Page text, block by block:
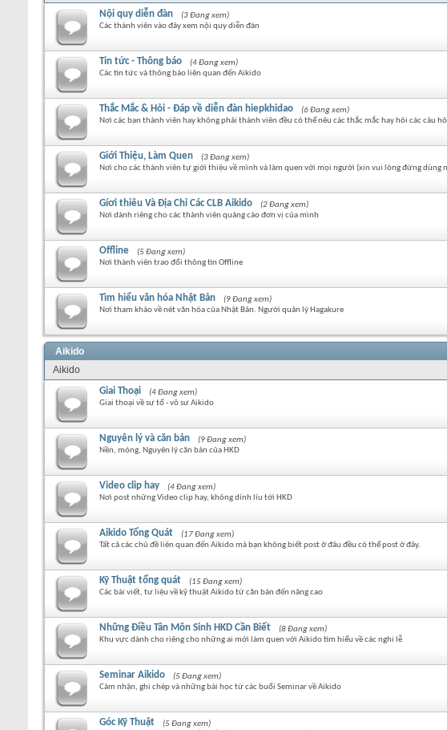
Nội quy diễn đàn
(3 Đang xem)
Các thành viên vào đây xem nội quy diễn đàn
Tin tức - Thông báo
(4 Đang xem)
Các tin tức và thông báo liên quan đến Aikido
Thắc Mắc & Hỏi - Đáp về diễn đàn hiepkhidao
(6 Đang xem)
Nơi các bạn thành viên hay không phải thành viên đều có thể nêu các thắc mắc hay hỏi các câu
Giới Thiệu, Làm Quen
(3 Đang xem)
Nơi cho các thành viên tự giới thiệu về mình và làm quen với mọi người (xin vui lòng đừng dùng
Gíơi thiêu Và Địa Chỉ Các CLB Aikido
(2 Đang xem)
Nơi dành riêng cho các thành viên quảng cáo đơn vị của mình
Offline
(5 Đang xem)
Nơi thành viên trao đổi thông tin Offline
Tìm hiểu văn hóa Nhật Bản
(9 Đang xem)
Nơi tham khảo về nét văn hóa của Nhật Bản. Người quản lý Hagakure
Aikido
Aikido
Giai Thoại
(4 Đang xem)
Giai thoại về sư tổ - võ sư Aikido
Nguyên lý và căn bản
(9 Đang xem)
Nền, móng, Nguyên lý căn bản của HKD
Video clip hay
(4 Đang xem)
Nơi post những Video clip hay, không dính líu tới HKD
Aikido Tổng Quát
(17 Đang xem)
Tất cả các chủ đề liên quan đến Aikido mà bạn không biết post ở đâu đều có thể post ở đây.
Kỹ Thuật tổng quát
(15 Đang xem)
Các bài viết, tư liệu về kỹ thuật Aikido từ căn bản đến nâng cao
Những Điều Tân Môn Sinh HKD Cần Biết
(8 Đang xem)
Khu vực dành cho riêng cho những ai mới làm quen với Aikido tìm hiểu về các nghi lễ
Seminar Aikido
(5 Đang xem)
Cảm nhận, ghi chép và những bài học từ các buổi Seminar về Aikido
Góc Kỹ Thuật
(5 Đang xem)